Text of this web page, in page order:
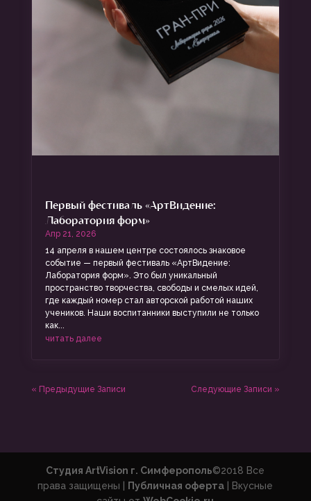
Первый фестиваль «АртВидение:
Лаборатория форм»
Апр 21, 2026
14 апреля в нашем центре состоялось знаковое
событие — первый фестиваль «АртВидение:
Лаборатория форм». Это был уникальный
пространство творчества, свободы и смелых идей,
где каждый номер стал авторской работой наших
учеников. Наши воспитанники выступили не только
как...
читать далее
« Предыдущие Записи Следующие Записи »
Студия ArtVision г. Симферополь©2018 Все
права защищены |
Публичная оферта | Вкусные